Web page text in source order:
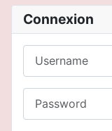
Connexion